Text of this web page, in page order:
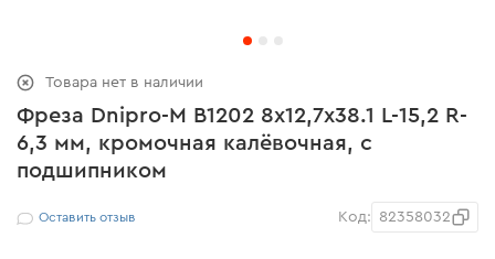
Фреза Dnipro-M В1202 8x12,7х38.1 L-15,2 R-
6,3 мм, кромочная калёвочная, с
подшипником
Оставить отзыв Код: 82358032
Товара нет в наличии